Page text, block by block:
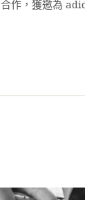
，獲邀為